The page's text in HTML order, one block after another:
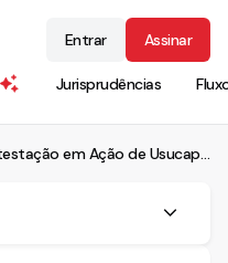
Jurisprudências
Entrar Assinar
[Modelo] de Contestação em Ação de Usucapião | Defesa de Comodato e Posse Precária